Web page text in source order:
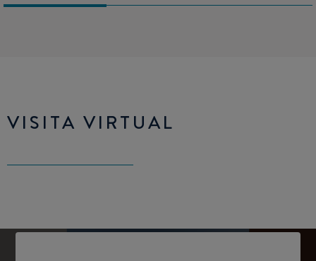
VISITA VIRTUAL